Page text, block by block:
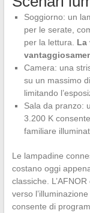
Soggiorno: un
per le serate,
per la lettura. La
Camera: una
su un massimo
limitando
Sala da pranzo:
3.200 K
familiare
Le lampadine
costano oggi
classiche.
verso
consente di